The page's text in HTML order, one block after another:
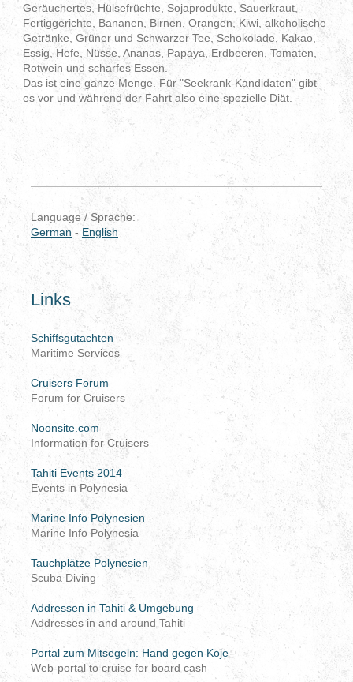
Geräuchertes, Hülsefrüchte, Sojaprodukte, Sauerkraut,
Fertiggerichte, Bananen, Birnen, Orangen, Kiwi, alkoholische
Getränke, Grüner und Schwarzer Tee, Schokolade, Kakao,
Essig, Hefe, Nüsse, Ananas, Papaya, Erdbeeren, Tomaten,
Rotwein und scharfes Essen.
Das ist eine ganze Menge. Für "Seekrank-Kandidaten" gibt
es vor und während der Fahrt also eine spezielle Diät.
Language / Sprache:
German - English
Links
Schiffsgutachten
Maritime Services
Cruisers Forum
Forum for Cruisers
Noonsite.com
Information for Cruisers
Tahiti Events 2014
Events in Polynesia
Marine Info Polynesien
Marine Info Polynesia
Tauchplätze Polynesien
Scuba Diving
Addressen in Tahiti & Umgebung
Addresses in and around Tahiti
Portal zum Mitsegeln: Hand gegen Koje
Web-portal to cruise for board cash